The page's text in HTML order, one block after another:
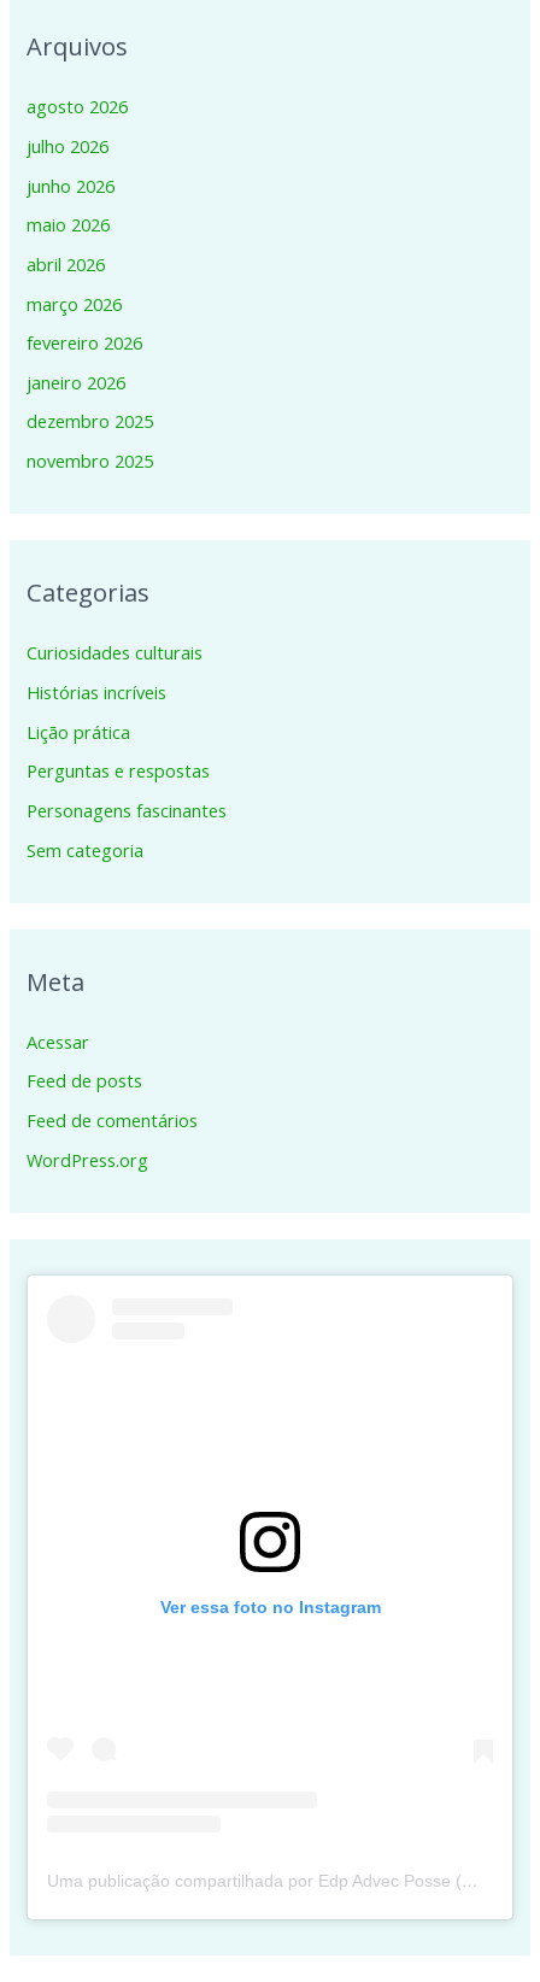
Arquivos
agosto 2026
julho 2026
junho 2026
maio 2026
abril 2026
março 2026
fevereiro 2026
janeiro 2026
dezembro 2025
novembro 2025
Categorias
Curiosidades culturais
Histórias incríveis
Lição prática
Perguntas e respostas
Personagens fascinantes
Sem categoria
Meta
Acessar
Feed de posts
Feed de comentários
WordPress.org
Ver essa foto no Instagram
Uma publicação compartilhada por Edp Advec Posse (@edpadvecposse)